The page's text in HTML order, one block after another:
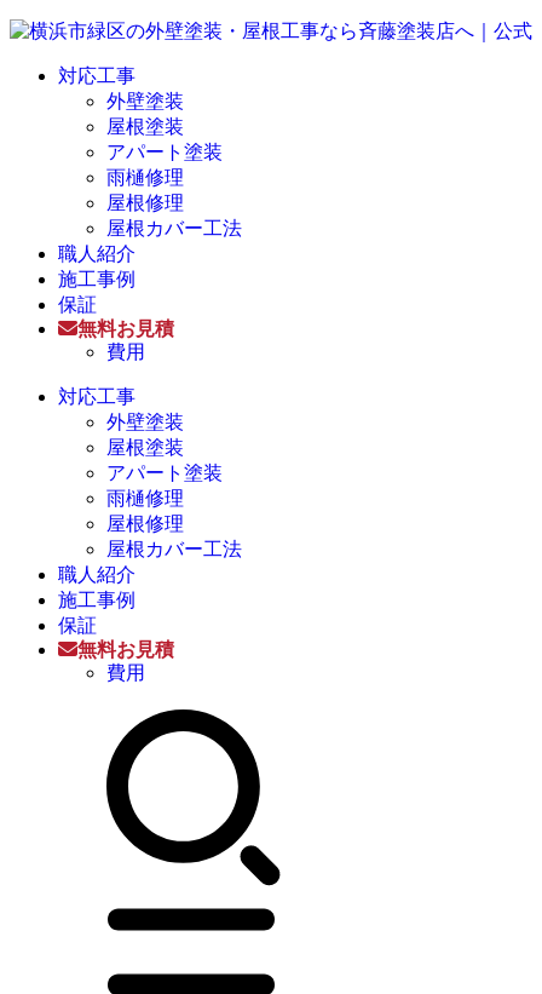
対応工事
外壁塗装
屋根塗装
アパート塗装
雨樋修理
屋根修理
屋根カバー工法
職人紹介
施工事例
保証
無料お見積
費用
対応工事
外壁塗装
屋根塗装
アパート塗装
雨樋修理
屋根修理
屋根カバー工法
職人紹介
施工事例
保証
無料お見積
費用